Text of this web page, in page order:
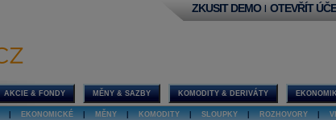
ZKUSIT DEMO | OTEVŘÍT
AKCIE & FONDY MĚNY & SAZBY KOMODITY & DERIVÁTY
EKONOMICKÉ MĚNY KOMODITY SLOUPKY ROZHOVORY